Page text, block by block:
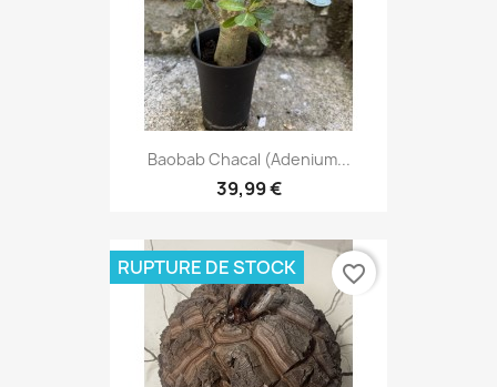
Baobab Chacal (adenium...
39,99 €
RUPTURE DE STOCK favorite_border